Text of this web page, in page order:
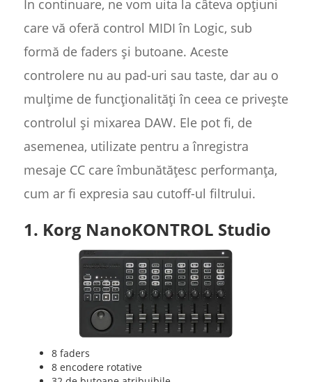
În continuare, ne vom uita la câteva opțiuni
care vă oferă control MIDI în Logic, sub
formă de faders și butoane. Aceste
controlere nu au pad-uri sau taste, dar au o
mulțime de funcționalități în ceea ce privește
controlul și mixarea DAW. Ele pot fi, de
asemenea, utilizate pentru a înregistra
mesaje CC care îmbunătățesc performanța,
cum ar fi expresia sau cutoff-ul filtrului.
1. Korg NanoKONTROL Studio
8 faders
8 encodere rotative